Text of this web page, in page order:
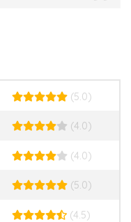
(5.0)
(4.0)
(4.0)
(5.0)
(4.5)